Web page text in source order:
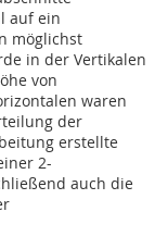
auf ein
möglichst
in der Vertikalen
von
waren
der
erstellte
2-
auch die